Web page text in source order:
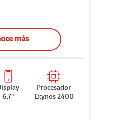
más
6,7"
Procesador
Exynos 2400